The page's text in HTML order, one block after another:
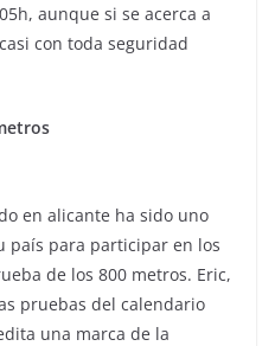
aunque si se acerca a
con toda seguridad
en alicante ha sido uno
país para participar en los
de los 800 metros. Eric,
pruebas del calendario
una marca de la